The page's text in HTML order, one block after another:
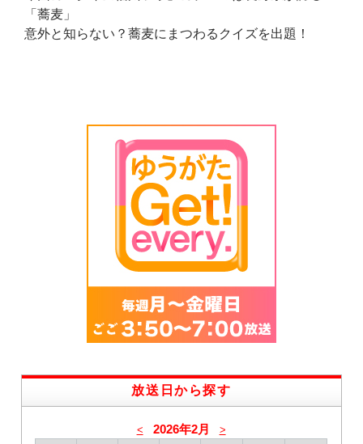
「蕎麦」
意外と知らない？蕎麦にまつわるクイズを出題！
放送日から探す
< 2026年2月
>